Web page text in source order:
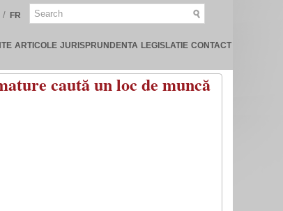
/ FR
ARTICOLE JURISPRUNDENTA LEGISLATIE CONTACT
caută un loc de muncă